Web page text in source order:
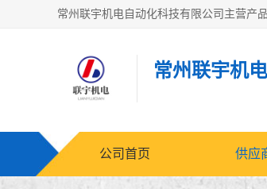
常州联宇机
公司首页 供应